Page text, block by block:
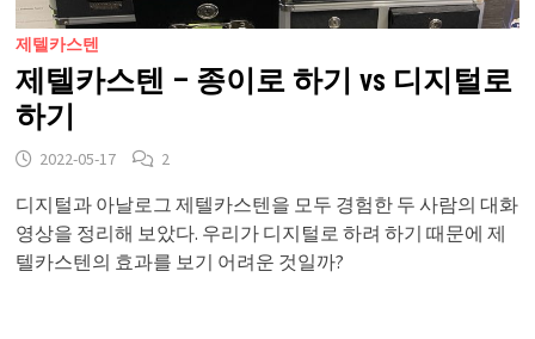
제텔카스텐
제텔카스텐 – 종이로 하기 vs 디지털로
하기
2022-05-17 2
디지털과 아날로그 제텔카스텐을 모두 경험한 두 사람의 대화
영상을 정리해 보았다. 우리가 디지털로 하려 하기 때문에 제
텔카스텐의 효과를 보기 어려운 것일까?